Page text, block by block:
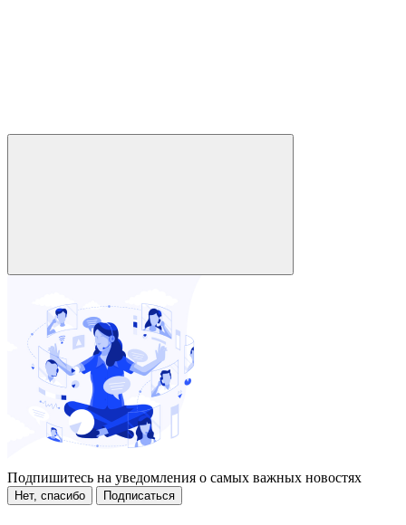
Подпишитесь на уведомления о самых важных новостях
Нет, спасибо Подписаться